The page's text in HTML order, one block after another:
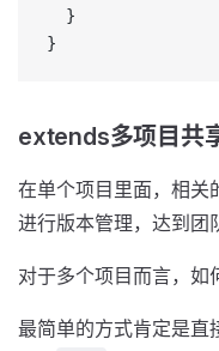
}
extends多项目共
在单个项目里面，相关
进行版本管理，达到团
对于多个项目而言，如
最简单的方式肯定是直